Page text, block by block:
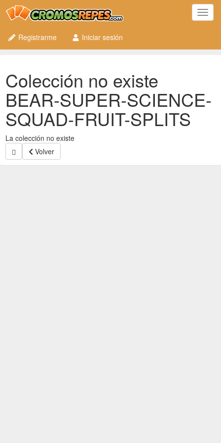
Registrarme
Iniciar sesión
Colección no existe
BEAR-SUPER-SCIENCE-
SQUAD-FRUIT-SPLITS
La colección no existe
Volver